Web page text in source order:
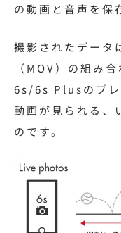
の動画と音声を保
撮影されたデータ
（MOV）の組み
6s/6s Plusのプレ
動画が見られる、
のです。